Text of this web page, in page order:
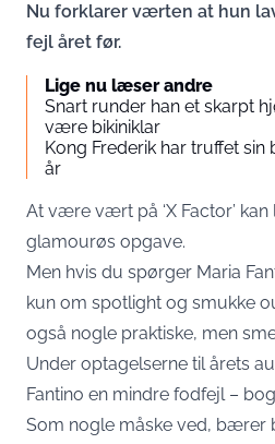
Nu forklarer værten at hun
fejl året før.
Lige nu læser andre
Snart runder han et skarpt
være bikiniklar
Kong Frederik har truffet sin
år
At være vært på ‘X Factor’
glamourøs opgave.
Men hvis du spørger Maria
kun om spotlight og smukke
også nogle praktiske, men
Under optagelserne til årets
Fantino en mindre fodfejl –
Som nogle måske ved, bærer